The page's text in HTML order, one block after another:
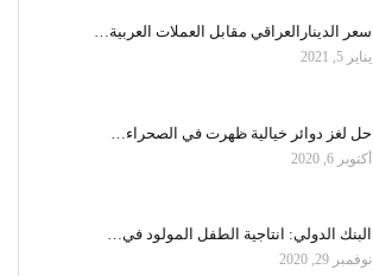
سعر الدينارالعراقي مقابل العملات العربية…
يناير 5, 2021
حل لغز دوائر خيالية ظهرت في الصحراء…
أكتوبر 6, 2020
البنك الدولي: انتاجية الطفل المولود في…
نوفمبر 29, 2020